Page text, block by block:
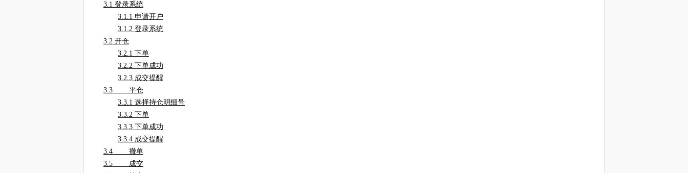
3.1 登录系统
3.1.1 申请开户
3.1.2 登录系统
3.2 开仓
3.2.1 下单
3.2.2 下单成功
3.2.3 成交提醒
3.3
平仓
3.3.1 选择持仓明细号
3.3.2 下单
3.3.3 下单成功
3.3.4 成交提醒
3.4
撤单
3.5
成交